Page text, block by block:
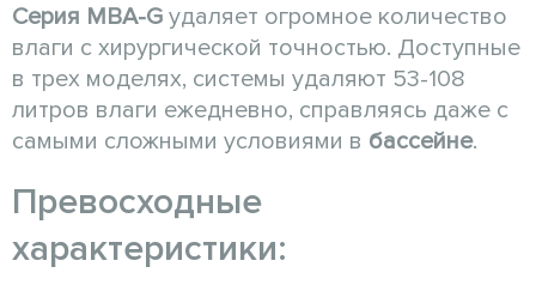
Серия MBA-G удаляет огромное количество
влаги с хирургической точностью. Доступные
в трех моделях, системы удаляют 53-108
литров влаги ежедневно, справляясь даже с
самыми сложными условиями в бассейне.
Превосходные
характеристики: